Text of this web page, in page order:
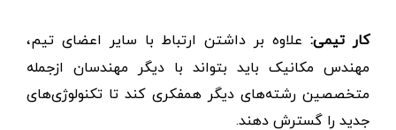
کار تیمی: علاوه بر داشتن ارتباط با سایر اعضای تیم،
مهندس مکانیک باید بتواند با دیگر مهندسان ازجمله
متخصصین رشته‌های دیگر همفکری کند تا تکنولوژی‌های
جدید را گسترش دهند.